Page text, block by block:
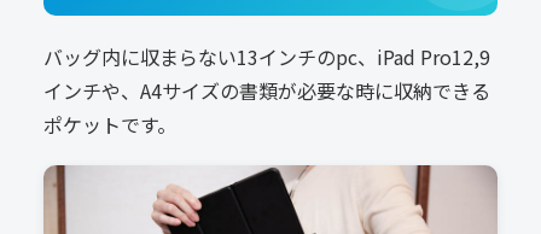
バッグ内に収まらない13インチのpc、iPad Pro12,9
インチや、A4サイズの書類が必要な時に収納できる
ポケットです。